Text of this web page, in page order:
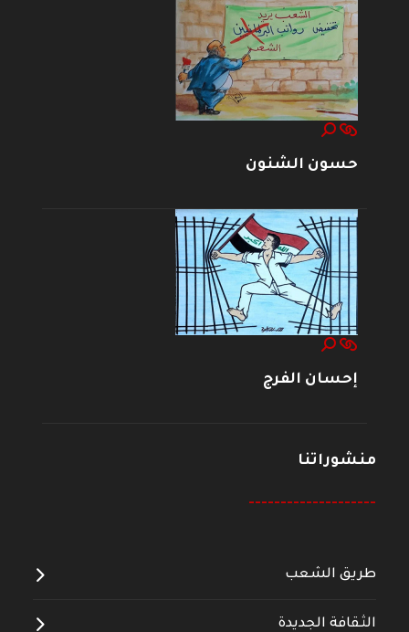
حسون الشنون
إحسان الفرج
منشوراتنا
--------------------
طريق الشعب
الثقافة الجديدة